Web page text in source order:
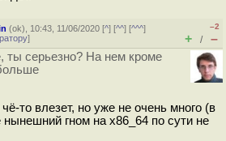
(ok), 10:43, 11/06/2020 [^] [^^] [^^^]
]
–2
+ / –
ты серьезно? На нем кроме
то влезет, но уже не очень много (в
нынешний гном на x86_64 по сути не